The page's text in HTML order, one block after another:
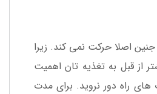
کنید جنین اصلا حرکت نمی کند. زیرا
از قبل به تغذیه تان اهمیت
بارداری به بعد اصلا به مسافرت های راه دور نروید. برای مدت